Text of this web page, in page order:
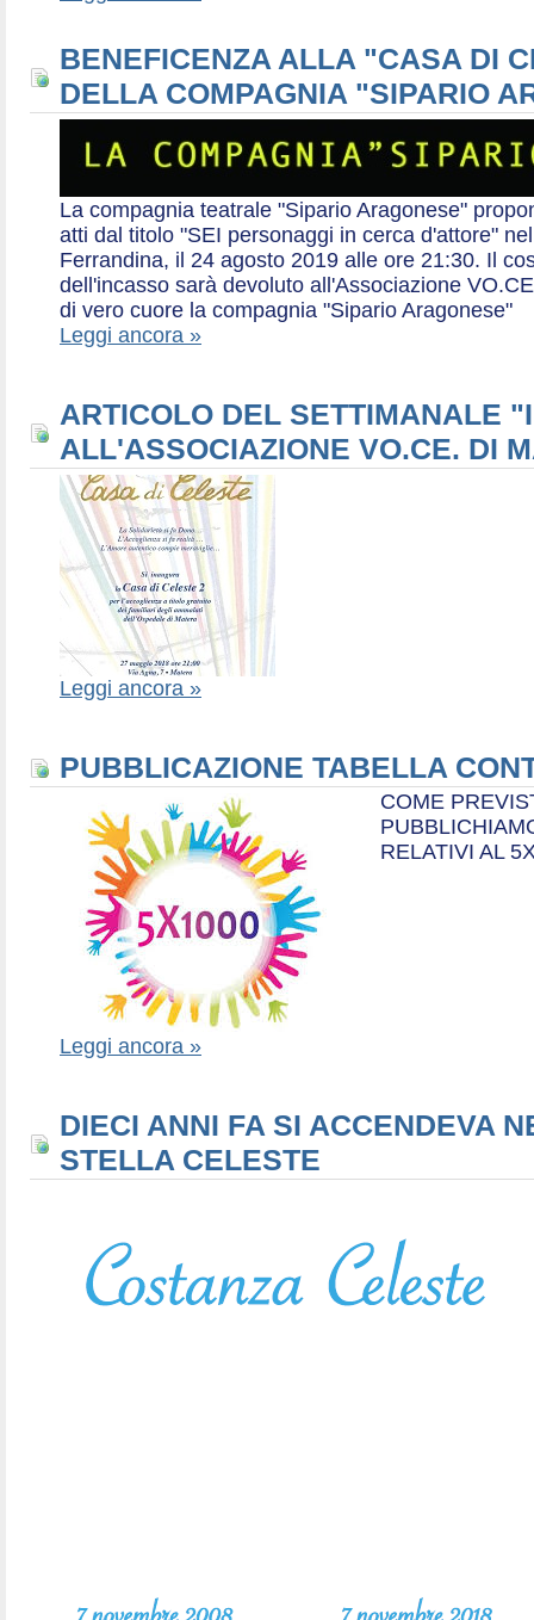
BENEFICENZA ALLA "CASA DI
DELLA COMPAGNIA "SIPARIO
La compagnia teatrale "Sipario Aragonese"
atti dal titolo "SEI personaggi in cerca d'attore"
Ferrandina, il 24 agosto 2019 alle ore 21:30. Il
dell'incasso sarà devoluto all'Associazione
di vero cuore la compagnia "Sipario Aragonese"
Leggi ancora »
ARTICOLO DEL SETTIMANALE
ALL'ASSOCIAZIONE VO.CE. DI
Leggi ancora »
PUBBLICAZIONE TABELLA
COME
RELATIVI AL
Leggi ancora »
DIECI ANNI FA SI ACCENDEVA
STELLA CELESTE